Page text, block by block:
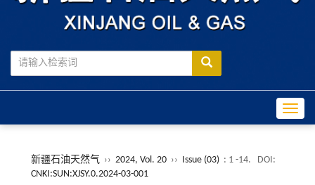
新疆石油天然气 ›› 2024, Vol. 20 ›› Issue (03) : 1 -14.
DOI:
CNKI:SUN:XJSY.0.2024-03-001